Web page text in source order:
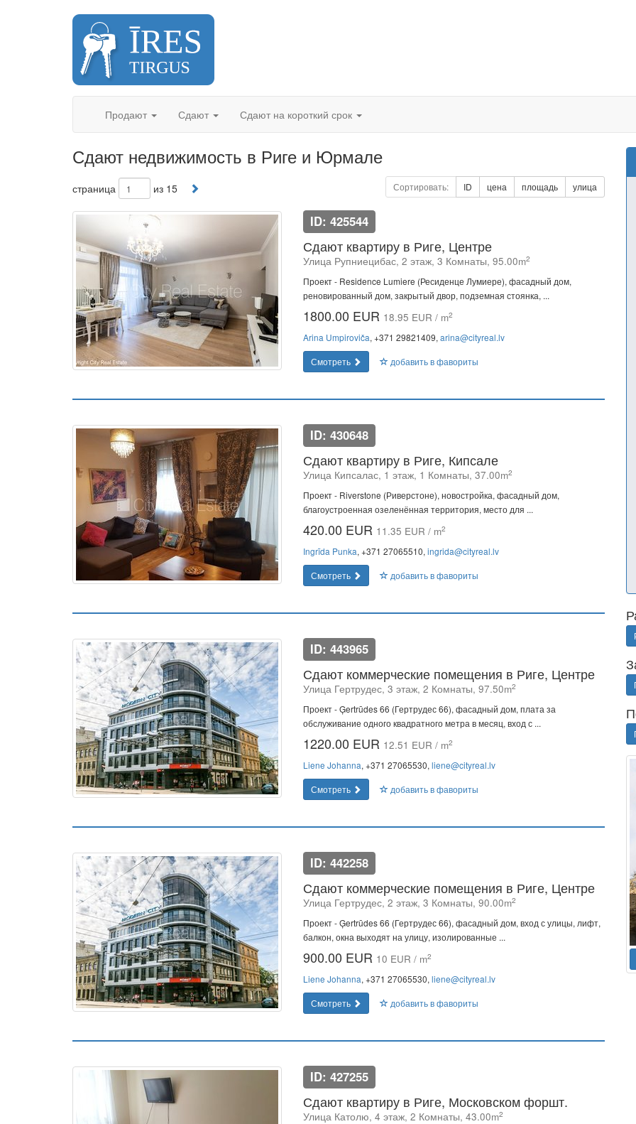
Продают Сдают Сдают на короткий срок
Сдают недвижимость в Риге и Юрмале
страница из 15 Сортировать: ID цена площадь улица
ID: 425544
Сдают квартиру в Риге, Центре
Улица Рупниецибас, 2 этаж, 3 Комнаты, 95.00m2
Проект - Residence Lumiere (Ресиденце Лумиере), фасадный дом,
реновированный дом, закрытый двор, подземная стоянка, ...
1800.00 EUR 18.95 EUR / m2
Arina Umpiroviča, +371 29821409, arina@cityreal.lv
Смотреть
добавить в фавориты
ID: 430648
Сдают квартиру в Риге, Кипсале
Улица Кипсалас, 1 этаж, 1 Комнаты, 37.00m2
Проект - Riverstone (Риверстоне), новостройка, фасадный дом,
благоустроенная озеленённая территория, место для ...
420.00 EUR 11.35 EUR / m2
Ingrīda Punka, +371 27065510, ingrida@cityreal.lv
Смотреть
добавить в фавориты
ID: 443965
Сдают коммерческие помещения в Риге, Центре
Улица Гертрудес, 3 этаж, 2 Комнаты, 97.50m2
Проект - Ģertrūdes 66 (Гертрудес 66), фасадный дом, плата за
обслуживание одного квадратного метра в месяц, вход с ...
1220.00 EUR 12.51 EUR / m2
Liene Johanna, +371 27065530, liene@cityreal.lv
Смотреть
добавить в фавориты
ID: 442258
Сдают коммерческие помещения в Риге, Центре
Улица Гертрудес, 2 этаж, 3 Комнаты, 90.00m2
Проект - Ģertrūdes 66 (Гертрудес 66), фасадный дом, вход с улицы, лифт,
балкон, окна выходят на улицу, изолированные ...
900.00 EUR 10 EUR / m2
Liene Johanna, +371 27065530, liene@cityreal.lv
Смотреть
добавить в фавориты
ID: 427255
Сдают квартиру в Риге, Московском форшт.
Улица Католю, 4 этаж, 2 Комнаты, 43.00m2